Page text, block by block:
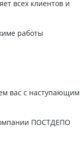
всех клиентов и
работы
вас с наступающим
ПОСТДЕПО